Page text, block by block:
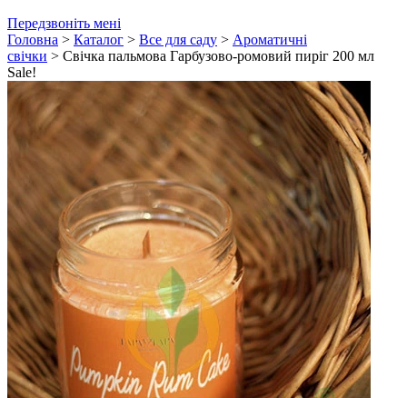
Передзвоніть мені
Головна > Каталог > Все для саду > Ароматичні
свічки > Свічка пальмова Гарбузово-ромовий пиріг 200 мл
Sale!